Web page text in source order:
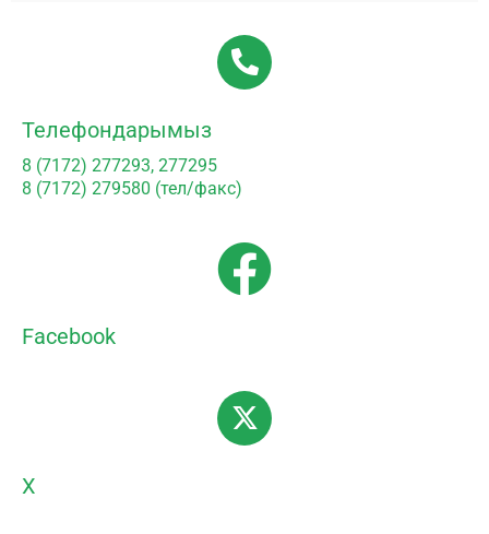
Телефондарымыз
8 (7172) 277293, 277295
8 (7172) 279580 (тел/факс)
Facebook
X